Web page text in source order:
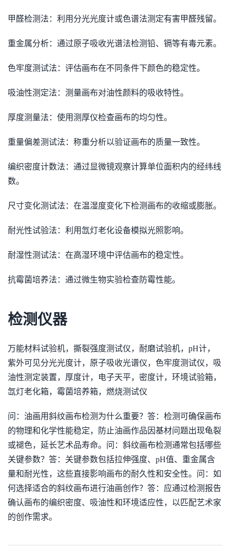
甲醛检测法：利用分光光度计或色谱法测定有害甲醛残留。
重金属分析：通过原子吸收光谱法检测铅、镉等有毒元素。
色牢度测试法：评估画布在不同条件下颜色的稳定性。
吸油性测定法：测量画布对油性颜料的吸收特性。
厚度测量法：使用测厚仪检查画布的均匀性。
重量偏差测试法：称重分析以验证画布的质量一致性。
编织密度计数法：通过显微镜观察计算单位面积内的经纬线
数。
尺寸变化测试法：在温湿度变化下检测画布的收缩或膨胀。
耐光性试验法：利用氙灯老化设备模拟光照影响。
耐湿性测试法：在高湿环境中评估画布的稳定性。
抗霉菌培养法：通过微生物实验检查防霉性能。
检测仪器
万能材料试验机，撕裂强度测试仪，耐磨试验机，pH计，
紫外可见分光光度计，原子吸收光谱仪，色牢度测试仪，吸
油性测定装置，厚度计，电子天平，密度计，环境试验箱，
氙灯老化箱，霉菌培养箱，燃烧测试仪
问：油画用斜纹画布检测为什么重要？答：检测可确保画布
的物理和化学性能稳定，防止油画作品因基材问题出现龟裂
或褪色，延长艺术品寿命。问：斜纹画布检测通常包括哪些
关键参数？答：关键参数包括拉伸强度、pH值、重金属含
量和耐光性，这些直接影响画布的耐久性和安全性。问：如
何选择适合的斜纹画布进行油画创作？答：应通过检测报告
确认画布的编织密度、吸油性和环境适应性，以匹配艺术家
的创作需求。